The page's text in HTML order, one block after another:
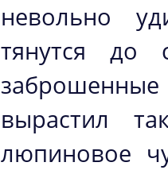
невольно
тянутся до
вырастил
люпиновое